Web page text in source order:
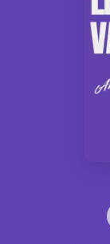
Nouveautés